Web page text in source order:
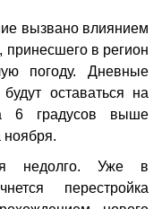
вызвано влиянием
принесшего в регион
погоду. Дневные
оставаться на
6 градусов выше
ноября.
недолго. Уже в
перестройка